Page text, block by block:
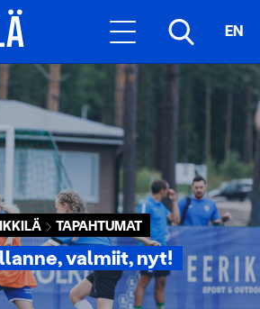
EN
TAPAHTUMAT
valmiit, nyt!